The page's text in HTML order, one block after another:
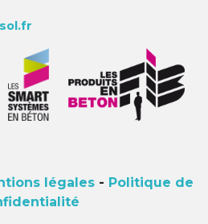
légales- Politique de